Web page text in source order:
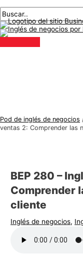
al
contenido
principal
Pod de inglés de negocios
ventas 2: Comprender las
BEP 280 –
Comprender
cliente
Inglés de negocios,
de
navegación
aquí..
electrónico*
T
e
m
a
g
d
e
n
e
B
u
s
c